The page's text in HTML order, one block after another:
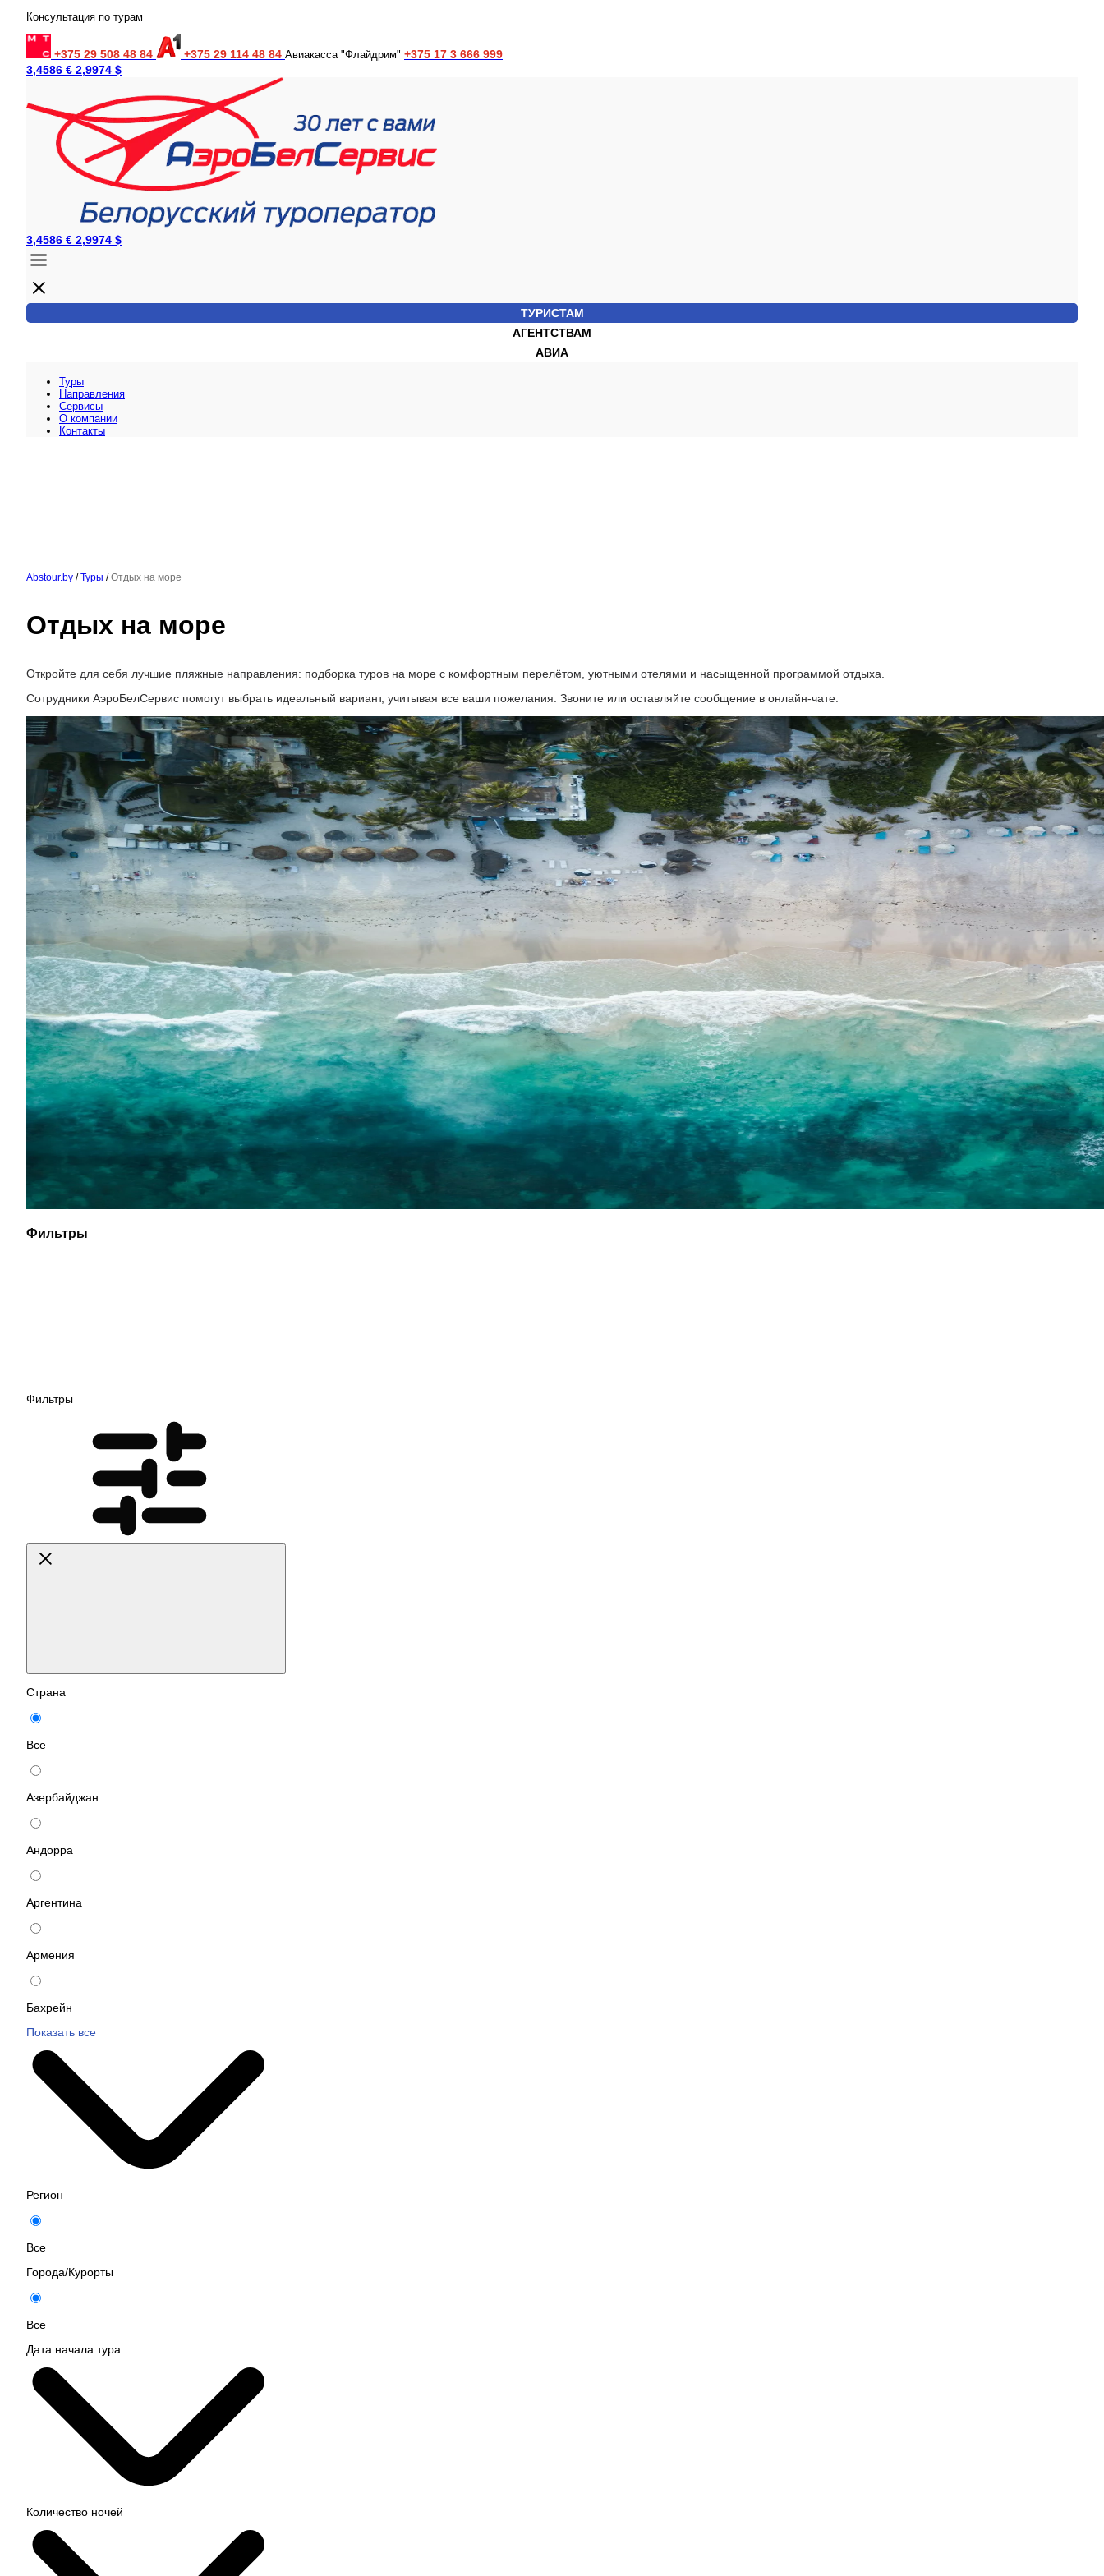
Консультация по турам
+375 29 508 48 84 +375 29 114 48 84 Авиакасса "Флайдрим" +375 17 3 666 999
3,4586 € 2,9974 $
3,4586 € 2,9974 $
ТУРИСТАМ
АГЕНТСТВАМ
АВИА
Туры
Направления
Сервисы
O компании
Контакты
Abstour.by / Туры / Отдых на море
Отдых на море
Откройте для себя лучшие пляжные направления: подборка туров на море с комфортным перелётом, уютными отелями и насыщенной программой отдыха.
Сотрудники АэроБелСервис помогут выбрать идеальный вариант, учитывая все ваши пожелания. Звоните или оставляйте сообщение в онлайн-чате.
Фильтры
Фильтры
Страна
Все
Азербайджан
Андорра
Аргентина
Армения
Бахрейн
Показать все
Регион
Все
Города/Курорты
Все
Дата начала тура
Количество ночей